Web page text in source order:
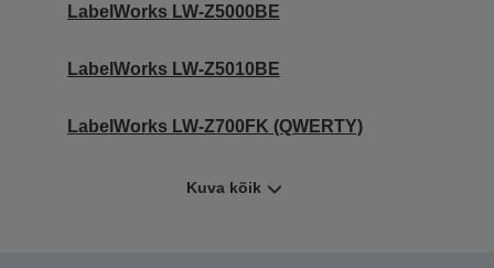
LabelWorks LW-Z5000BE
LabelWorks LW-Z5010BE
LabelWorks LW-Z700FK (QWERTY)
Kuva kõik